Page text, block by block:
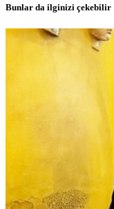
Bunlar da ilginizi çekebilir